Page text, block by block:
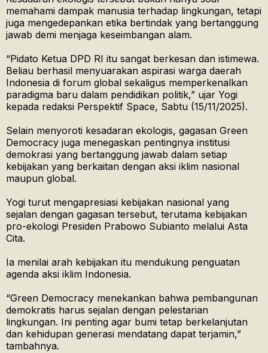
memahami dampak manusia terhadap lingkungan, tetapi
juga mengedepankan etika bertindak yang bertanggung
jawab demi menjaga keseimbangan alam.
“Pidato Ketua DPD RI itu sangat berkesan dan istimewa.
Beliau berhasil menyuarakan aspirasi warga daerah
Indonesia di forum global sekaligus memperkenalkan
paradigma baru dalam pendidikan politik,” ujar Yogi
kepada redaksi Perspektif Space, Sabtu (15/11/2025).
Selain menyoroti kesadaran ekologis, gagasan Green
Democracy juga menegaskan pentingnya institusi
demokrasi yang bertanggung jawab dalam setiap
kebijakan yang berkaitan dengan aksi iklim nasional
maupun global.
Yogi turut mengapresiasi kebijakan nasional yang
sejalan dengan gagasan tersebut, terutama kebijakan
pro-ekologi Presiden Prabowo Subianto melalui Asta
Cita.
Ia menilai arah kebijakan itu mendukung penguatan
agenda aksi iklim Indonesia.
“Green Democracy menekankan bahwa pembangunan
demokratis harus sejalan dengan pelestarian
lingkungan. Ini penting agar bumi tetap berkelanjutan
dan kehidupan generasi mendatang dapat terjamin,”
tambahnya.